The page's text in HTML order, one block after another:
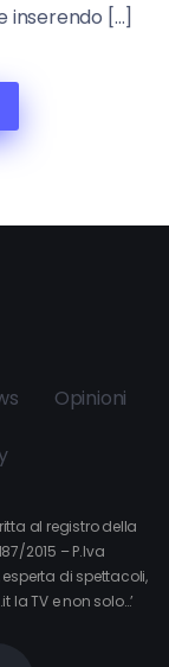
inserendo […]
Opinioni
al registro della
2015 – P.Iva
di spettacoli,
TV e non solo…’